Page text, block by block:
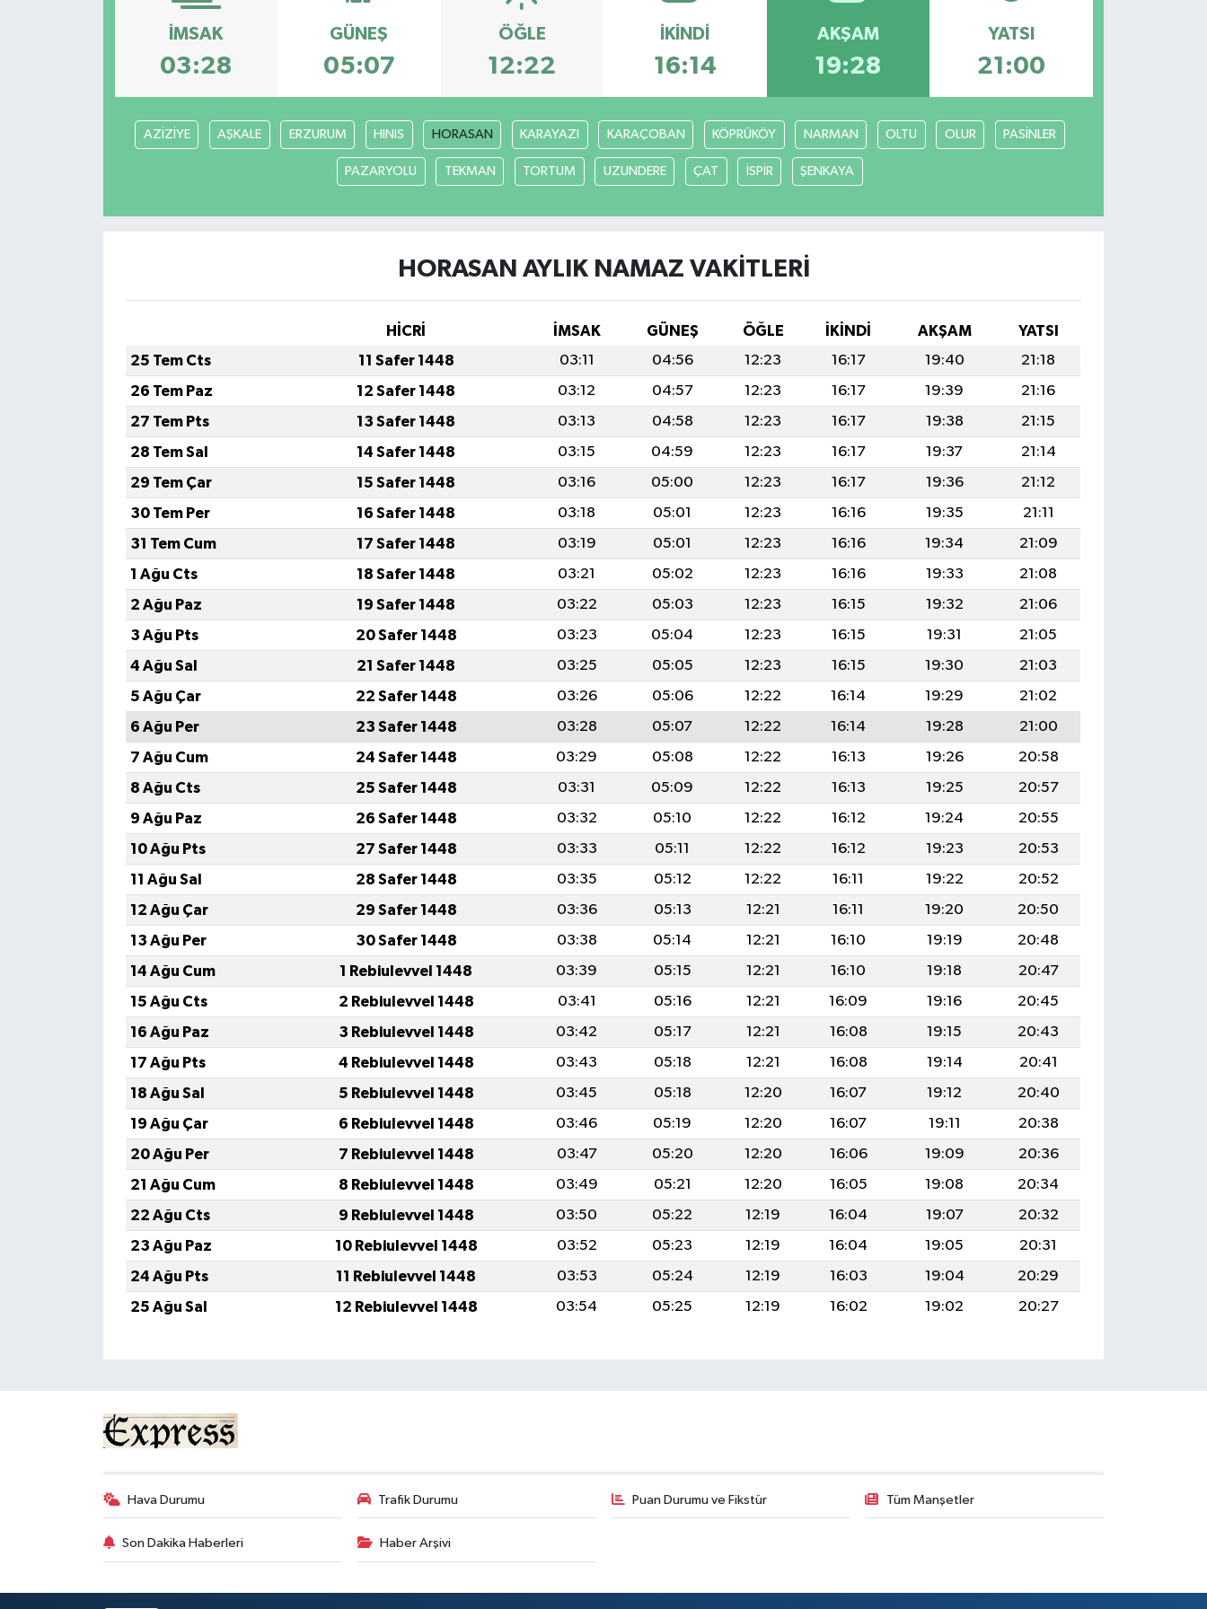
İMSAK
03:28
GÜNEŞ
05:07
ÖĞLE
12:22
İKINDI
16:14
AKŞAM
19:28
YATSI
21:00
AZİZİYE AŞKALE ERZURUM HINIS HORASAN KARAYAZI KARAÇOBAN KÖPRÜKÖY NARMAN OLTU OLUR PASİNLER
PAZARYOLU TEKMAN TORTUM UZUNDERE ÇAT İSPİR ŞENKAYA
HORASAN AYLIK NAMAZ VAKITLERI
HİCRİ İMSAK GÜNEŞ ÖĞLE İKINDI AKŞAM
YATSI
25 Tem Cts
11 Safer 1448 03:11 04:56 12:23 16:17 19:40
21:18
26 Tem Paz
12 Safer 1448 03:12 04:57 12:23 16:17 19:39
21:16
27 Tem Pts
13 Safer 1448 03:13 04:58 12:23 16:17 19:38
21:15
28 Tem Sal
14 Safer 1448 03:15 04:59 12:23 16:17 19:37
21:14
29 Tem Çar
15 Safer 1448 03:16 05:00 12:23 16:17 19:36
21:12
30 Tem Per
16 Safer 1448 03:18 05:01 12:23 16:16 19:35
21:11
31 Tem Cum
17 Safer 1448 03:19 05:01 12:23 16:16 19:34
21:09
1 Ağu Cts
18 Safer 1448 03:21 05:02 12:23 16:16 19:33
21:08
2 Ağu Paz
19 Safer 1448 03:22 05:03 12:23 16:15 19:32
21:06
3 Ağu Pts
20 Safer 1448 03:23 05:04 12:23 16:15 19:31
21:05
4 Ağu Sal
21 Safer 1448 03:25 05:05 12:23 16:15 19:30
21:03
5 Ağu Çar
22 Safer 1448 03:26 05:06 12:22 16:14 19:29
21:02
6 Ağu Per
23 Safer 1448 03:28 05:07 12:22 16:14 19:28
21:00
7 Ağu Cum
24 Safer 1448 03:29 05:08 12:22 16:13 19:26
20:58
8 Ağu Cts
25 Safer 1448 03:31 05:09 12:22 16:13 19:25
20:57
9 Ağu Paz
26 Safer 1448 03:32 05:10 12:22 16:12 19:24
20:55
10 Ağu Pts
27 Safer 1448 03:33 05:11 12:22 16:12 19:23
20:53
11 Ağu Sal
28 Safer 1448 03:35 05:12 12:22 16:11 19:22
20:52
12 Ağu Çar
29 Safer 1448 03:36 05:13 12:21 16:11 19:20
20:50
13 Ağu Per
30 Safer 1448 03:38 05:14 12:21 16:10 19:19
20:48
14 Ağu Cum
1 Rebiulevvel 1448 03:39 05:15 12:21 16:10 19:18
20:47
15 Ağu Cts
2 Rebiulevvel 1448 03:41 05:16 12:21 16:09 19:16
20:45
16 Ağu Paz
3 Rebiulevvel 1448 03:42 05:17 12:21 16:08 19:15
20:43
17 Ağu Pts
4 Rebiulevvel 1448 03:43 05:18 12:21 16:08 19:14
20:41
18 Ağu Sal
5 Rebiulevvel 1448 03:45 05:18 12:20 16:07 19:12
20:40
19 Ağu Çar
6 Rebiulevvel 1448 03:46 05:19 12:20 16:07 19:11
20:38
20 Ağu Per
7 Rebiulevvel 1448 03:47 05:20 12:20 16:06 19:09
20:36
21 Ağu Cum
8 Rebiulevvel 1448 03:49 05:21 12:20 16:05 19:08
20:34
22 Ağu Cts
9 Rebiulevvel 1448 03:50 05:22 12:19 16:04 19:07
20:32
23 Ağu Paz
10 Rebiulevvel 1448 03:52 05:23 12:19 16:04 19:05
20:31
24 Ağu Pts
11 Rebiulevvel 1448 03:53 05:24 12:19 16:03 19:04
20:29
25 Ağu Sal
12 Rebiulevvel 1448 03:54 05:25 12:19 16:02 19:02 20:27
Hava Durumu Trafik Durumu Puan Durumu ve Fikstür Tüm Manşetler
Son Dakika Haberleri Haber Arşivi
GÜNEY KIBRIS
Nöbetçi Eczaneler
ÖZEL HABER
TEKNOLOJİ